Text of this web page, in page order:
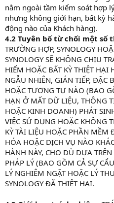
nằm ngoài tầm kiểm soát hợp
nhưng không giới hạn, bất kỳ
động nào của Khách hàng).
4.2 Tuyên bố từ chối một số
TRƯỜNG HỢP, SYNOLOGY
SYNOLOGY SẼ KHÔNG CHỊU
HIỂM HOẶC BẤT KỲ THIỆT HẠI
NGẪU NHIÊN, GIÁN TIẾP, ĐẶC
HOẶC TƯƠNG TỰ NÀO (BAO
HẠN Ở MẤT DỮ LIỆU, THÔNG
HOẶC KINH DOANH) PHÁT
VIỆC SỬ DỤNG HOẶC KHÔNG
KỲ TÀI LIỆU HOẶC PHẦN MỀM
HÓA HOẶC DỊCH VỤ NÀO
HÀNH NÀY, CHO DÙ DỰA
PHÁP LÝ (BAO GỒM CẢ SỰ
LÝ NGHIÊM NGẶT HOẶC LÝ
SYNOLOGY ĐÃ THIỆT HẠI.